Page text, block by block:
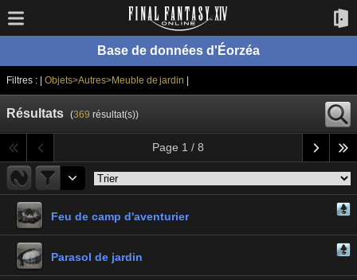
Base de données d'Éorzéa
Filtres : | Objets>Autres>Meuble de jardin
Résultats (369 résultat(s))
Page 1 / 8
Feu de camp d'aventurier
Parasol de jardin